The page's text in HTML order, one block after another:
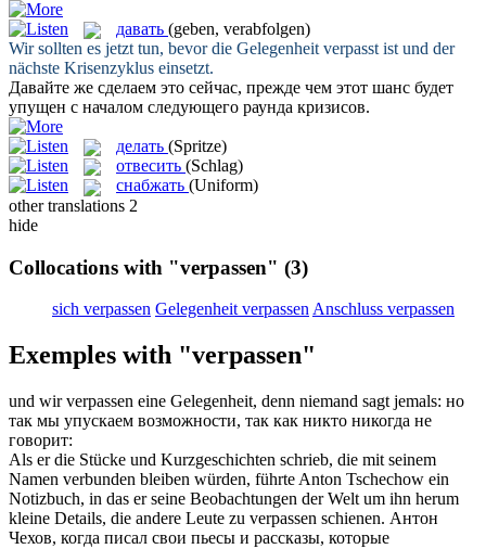
давать (geben, verabfolgen)
Wir sollten es jetzt tun, bevor die Gelegenheit verpasst ist und der
nächste Krisenzyklus einsetzt.
Давайте же сделаем это сейчас, прежде чем этот шанс будет
упущен с началом следующего раунда кризисов.
делать (Spritze)
отвесить (Schlag)
снабжать (Uniform)
other translations 2
hide
Collocations with "verpassen" (3)
sich verpassen Gelegenheit verpassen Anschluss verpassen
Exemples with "verpassen"
und wirverpassen eine Gelegenheit, denn niemand sagt jemals: но
так мы упускаем возможности, так как никто никогда не
говорит:
Als er die Stücke und Kurzgeschichten schrieb, die mit seinem
Namen verbunden bleiben würden, führte Anton Tschechow ein
Notizbuch, in das er seine Beobachtungen der Welt um ihn herum
kleine Details, die andere Leute zu verpassen schienen. Антон
Чехов, когда писал свои пьесы и рассказы, которые